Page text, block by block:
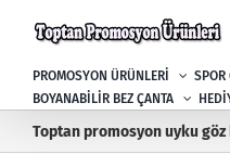
PROMOSYON ÜRÜNLERİ
BOYANABİLİR BEZ ÇANTA
Toptan promosyon uyku göz